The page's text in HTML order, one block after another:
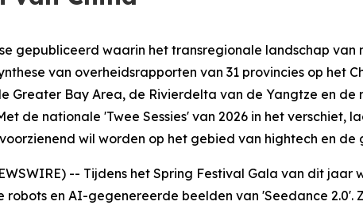
gepubliceerd waarin het transregionale landschap
van overheidsrapporten van 31 provincies op het
Greater Bay Area, de Rivierdelta van de Yangtze en
de nationale 'Twee Sessies' van 2026 in het
wil worden op het gebied van hightech en
-- Tijdens het Spring Festival Gala van dit
en AI-gegenereerde beelden van 'Seedance 2.0'.